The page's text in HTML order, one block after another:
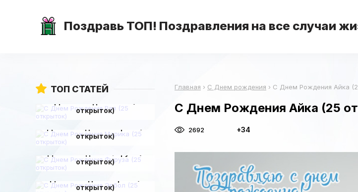
Поздравь ТОП! Поздравления на все случаи
Главная › С Днем рождения › С Днем Рождения Айка
С Днем Рождения Айка (25
2692 +34
ТОП СТАТЕЙ
открыток)
открыток)
открыток)
открыток)